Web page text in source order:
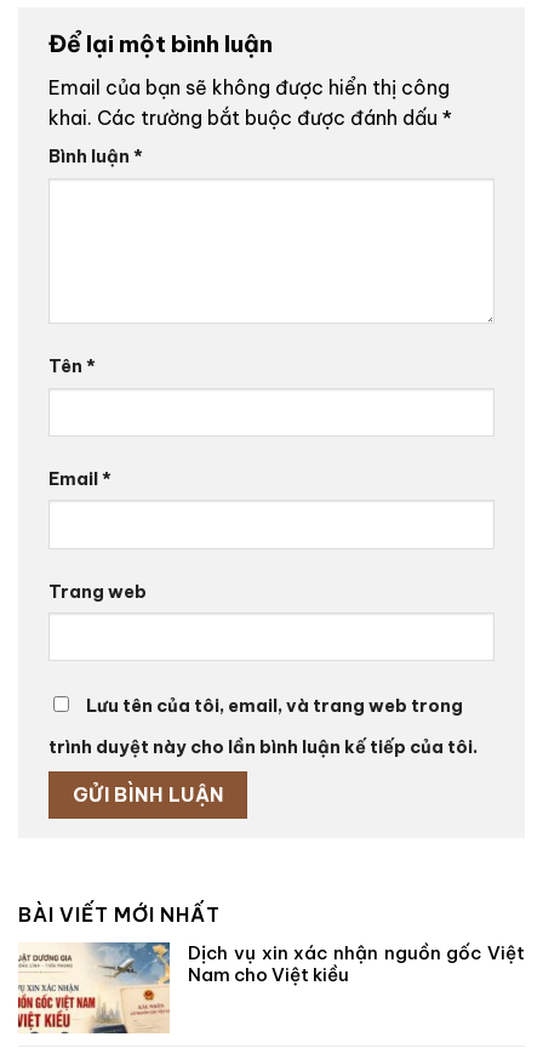
Để lại một bình luận
Email của bạn sẽ không được hiển thị công
khai. Các trường bắt buộc được đánh dấu *
Bình luận *
Tên *
Email*
Trang web
Lưu tên của tôi, email, và trang web trong
trình duyệt này cho lần bình luận kế tiếp của tôi.
BÀI VIẾT MỚI NHẤT
Dịch vụ xin xác nhận nguồn gốc Việt
Nam cho Việt kiều